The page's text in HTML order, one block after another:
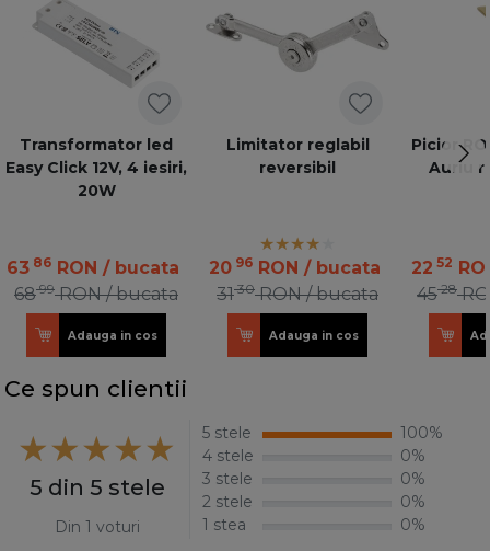
Transformator led
Easy Click 12V, 4 iesiri,
20W
63 86 RON / bucata
6899 RON / bucata
Adauga in cos
Limitator reglabil
reversibil
2096 RON / bucata
3130 RON / bucata
Adauga in cos
Picior
Auriu
22 52
4528
Ce spun clientii
5 din 5 stele
Din 1 voturi
5 stele
100%
4 stele
0%
3 stele
0%
2 stele
0%
1 stea
0%